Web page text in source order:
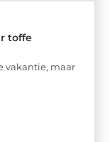
toffe
vakantie, maar